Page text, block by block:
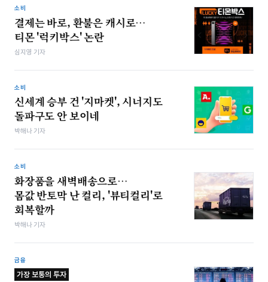
소비
결제는 바로, 환불은 캐시로…
티몬 '럭키박스' 논란
심지영 기자
소비
신세계 승부 건 '지마켓', 시너지도
돌파구도 안 보이네
박해나 기자
소비
화장품을 새벽배송으로…
몸값 반토막 난 컬리, '뷰티컬리'로
회복할까
박해나 기자
금융
가장 보통의 투자